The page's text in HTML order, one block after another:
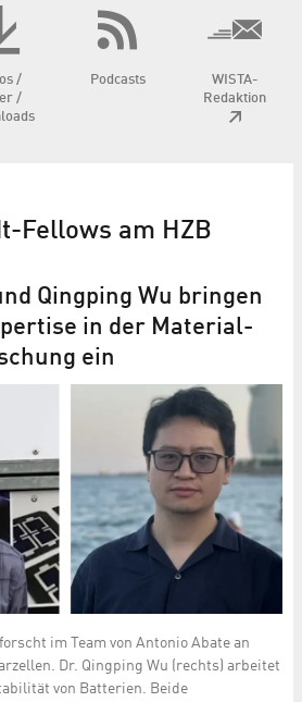
/
/
Podcasts
WISTA-
Redaktion
Fellows am HZB
Qingping Wu bringen
in der Material-
ein
im Team von Antonio Abate an
Dr. Qingping Wu (rechts) arbeitet
von Batterien. Beide